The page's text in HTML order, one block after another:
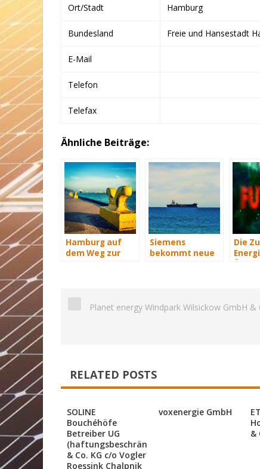
Ort/Stadt Hamburg
Bundesland Freie und Hansestadt
E-Mail
Telefon
Telefax
Ähnliche Beiträge:
Hamburg auf
dem Weg zur
Siemens
bekommt neue
Die
Planet energy Windpark Wilsickow GmbH &
RELATED POSTS
SOLINE
Bouchéhöfe
Betreiber UG
(haftungsbeschränkt)
& Co. KG c/o Vogler
Roessink Chalpnik
voxenergie GmbH
&